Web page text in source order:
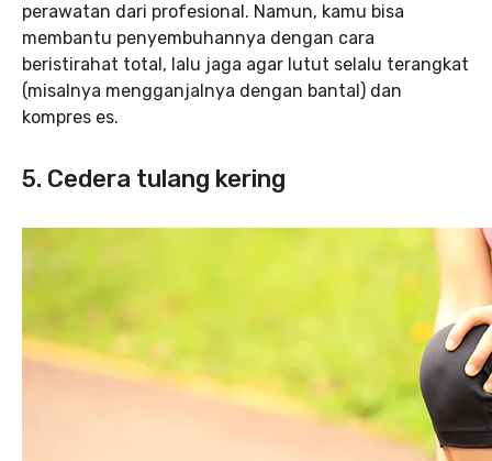
perawatan dari profesional. Namun, kamu bisa
membantu penyembuhannya dengan cara
beristirahat total, lalu jaga agar lutut selalu terangkat
(misalnya mengganjalnya dengan bantal) dan
kompres es.
5. Cedera tulang kering